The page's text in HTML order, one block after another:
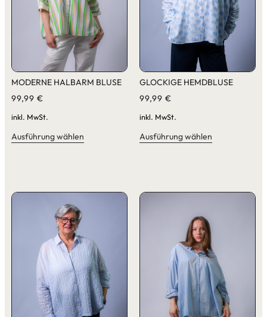
MODERNE HALBARM BLUSE
99,99 €
inkl. MwSt.
Ausführung wählen
GLOCKIGE HEMDBLUSE
99,99 €
inkl. MwSt.
Ausführung wählen